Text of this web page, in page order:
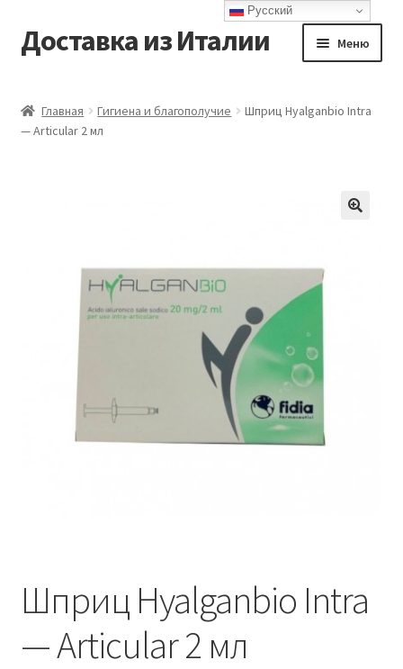
Перейти
к
Перейти
к
Доставка из Италии Меню
Доставка
Мой аккаунт
Оформление заказа
Главная Гигиена и благополучие
Шприц Hyalganbio Intra
— Articular 2 мл
Шприц Hyalganbio Intra
— Articular 2 мл
Русский